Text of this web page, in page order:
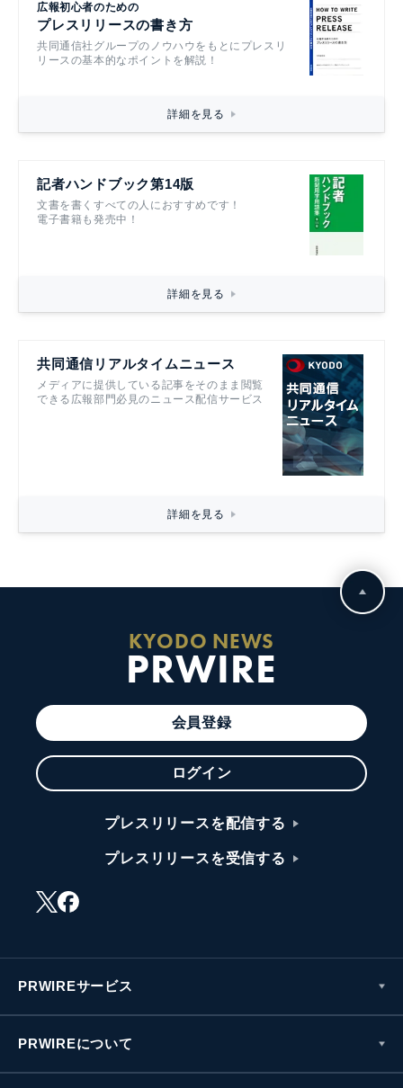
広報初心者のための
プレスリリースの書き方
共同通信社グループのノウハウをもとにプレスリ
リースの基本的なポイントを解説！
詳細を見る
記者ハンドブック第14版
文書を書くすべての人におすすめです！
電子書籍も発売中！
詳細を見る
共同通信リアルタイムニュース
メディアに提供している記事をそのまま閲覧
できる広報部門必見のニュース配信サービス
詳細を見る
KYODO NEWS
PRWIRE
会員登録
ログイン
プレスリリースを配信する
プレスリリースを受信する
PRWIREサービス
PRWIREについて